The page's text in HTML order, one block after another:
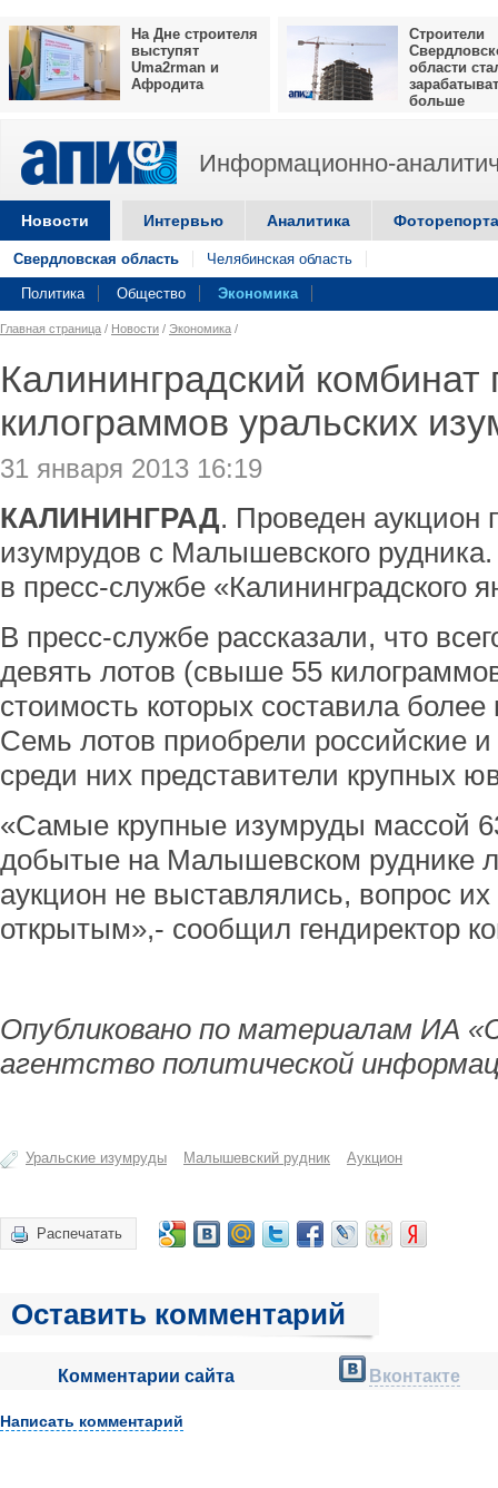
На Дне строителя
выступят
Uma2rman и
Афродита
Строители
области
больше
Информационно-
Новости Интервью Аналитика
Свердловская область Челябинская область
Политика Общество Экономика
Главная страница / Новости / Экономика /
Калининградский комбинат
килограммов уральских
31 января 2013 16:19
КАЛИНИНГРАД. Проведен аукцион
изумрудов с Малышевского
в пресс-службе «Калининградского
В пресс-службе рассказали, что
девять лотов (свыше 55
стоимость которых составила
Семь лотов приобрели российские
среди них представители крупных
«Самые крупные изумруды массой
добытые на Малышевском руднике
аукцион не выставлялись, вопрос
открытым»,- сообщил гендиректор
Опубликовано по материалам ИА
агентство политической
Уральские изумруды Малышевский рудник Аукцион
Распечатать
Оставить комментарий
Комментарии сайта Вконтакте
Написать комментарий